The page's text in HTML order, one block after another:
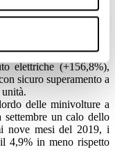
7,8% nel mese e del
e 1,8% nei primi
unità, un aumento di
mese e al 5,6% nel
elettriche (+156,8%),
sicuro superamento a
delle minivolture a
settembre un calo dello
nove mesi del 2019, i
4,9% in meno rispetto